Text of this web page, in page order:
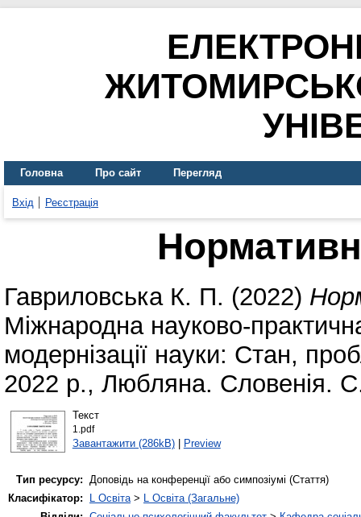
Головна Про сайт Перегляд
Вхід Реєстрація
Гавриловська К. П. (2022)
Міжнародна науково-
модернізації науки: Стан,
2022 р., Любляна. Словенія.
Текст
1.pdf
Завантажити (286kB)| Preview
Тип ресурсу: Доповідь на конференції або симпозіумі (Стаття)
Класифікатор:
L Освіта> L Освіта (Загальне)